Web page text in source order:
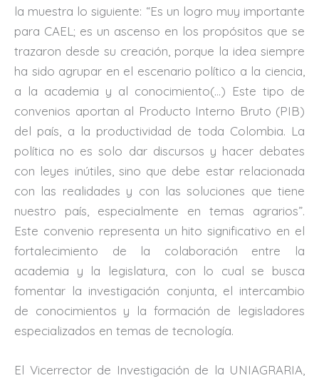
la muestra lo siguiente: “Es un logro muy importante
para CAEL; es un ascenso en los propósitos que se
trazaron desde su creación, porque la idea siempre
ha sido agrupar en el escenario político a la ciencia,
a la academia y al conocimiento(…) Este tipo de
convenios aportan al Producto Interno Bruto (PIB)
del país, a la productividad de toda Colombia. La
política no es solo dar discursos y hacer debates
con leyes inútiles, sino que debe estar relacionada
con las realidades y con las soluciones que tiene
nuestro país, especialmente en temas agrarios”.
Este convenio representa un hito significativo en el
fortalecimiento de la colaboración entre la
academia y la legislatura, con lo cual se busca
fomentar la investigación conjunta, el intercambio
de conocimientos y la formación de legisladores
especializados en temas de tecnología.
El Vicerrector de Investigación de la UNIAGRARIA,